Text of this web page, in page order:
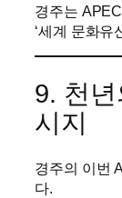
경주는
‘세계 문화유
9. 천
시지
경주의 이번
다.